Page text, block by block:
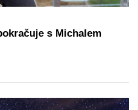
s Michalem